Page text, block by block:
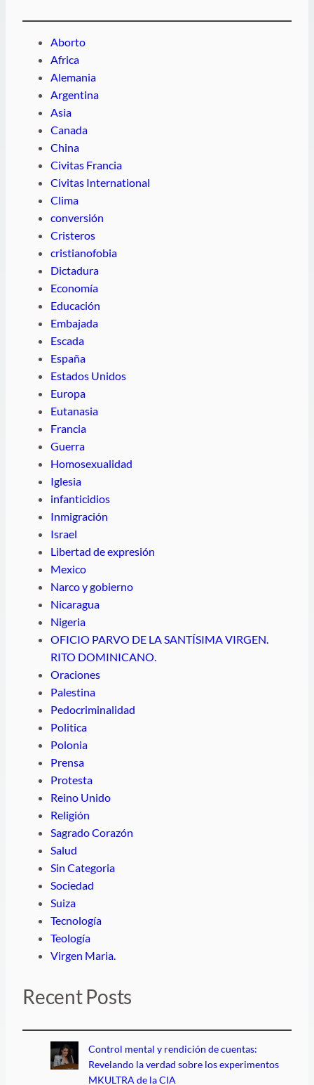
Aborto
Africa
Alemania
Argentina
Asia
Canada
China
Civitas Francia
Civitas International
Clima
conversión
Cristeros
cristianofobia
Dictadura
Economía
Educación
Embajada
Escada
España
Estados Unidos
Europa
Eutanasia
Francia
Guerra
Homosexualidad
Iglesia
infanticidios
Inmigración
Israel
Libertad de expresión
Mexico
Narco y gobierno
Nicaragua
Nigeria
OFICIO PARVO DE LA SANTÍSIMA VIRGEN.
RITO DOMINICANO.
Oraciones
Palestina
Pedocriminalidad
Politica
Polonia
Prensa
Protesta
Reino Unido
Religión
Sagrado Corazón
Salud
Sin Categoria
Sociedad
Suiza
Tecnología
Teología
Virgen Maria.
Recent Posts
Control mental y rendición de cuentas:
Revelando la verdad sobre los experimentos
MKULTRA de la CIA